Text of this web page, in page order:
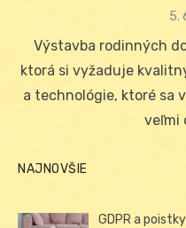
5.
Výstavba rodinných
ktorá si vyžaduje
a technológie, ktoré sa
veľmi
NAJNOVŠIE
GDPR a